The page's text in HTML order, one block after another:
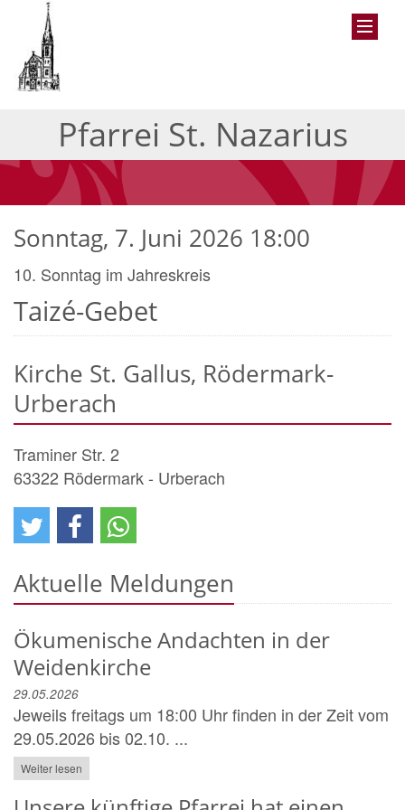
Pfarrei St. Nazarius
Taizé-Gebet
Sonntag, 7. Juni 2026 18:00
10. Sonntag im Jahreskreis
Kirche St. Gallus, Rödermark-
Urberach
Traminer Str. 2
63322 Rödermark - Urberach
Aktuelle Meldungen
Ökumenische Andachten in der
Weidenkirche
29.05.2026
Jeweils freitags um 18:00 Uhr finden in der Zeit vom
29.05.2026 bis 02.10. ...
Weiter lesen